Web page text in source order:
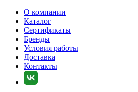
О компании
Каталог
Сертификаты
Бренды
Условия работы
Доставка
Контакты